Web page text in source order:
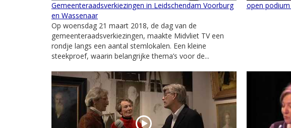
Gemeenteraadsverkiezingen in Leidschendam Voorburg
en Wassenaar
Op woensdag 21 maart 2018, de dag van de
gemeenteraadsverkiezingen, maakte Midvliet TV een
rondje langs een aantal stemlokalen. Een kleine
steekproef, waarin belangrijke thema’s voor de...
open